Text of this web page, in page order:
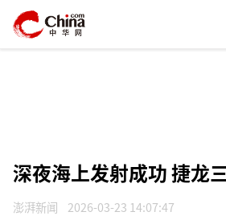
深夜海上发射成功 捷龙
澎湃新闻 2026-03-23 14:07:47